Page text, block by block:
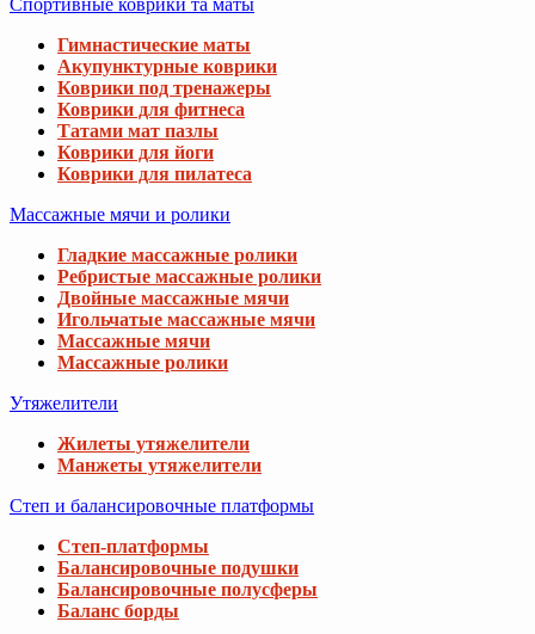
Спортивные коврики та маты
Гимнастические маты
Акупунктурные коврики
Коврики под тренажеры
Коврики для фитнеса
Татами мат пазлы
Коврики для йоги
Коврики для пилатеса
Массажные мячи и ролики
Гладкие массажные ролики
Ребристые массажные ролики
Двойные массажные мячи
Игольчатые массажные мячи
Массажные мячи
Массажные ролики
Утяжелители
Жилеты утяжелители
Манжеты утяжелители
Степ и балансировочные платформы
Степ-платформы
Балансировочные подушки
Балансировочные полусферы
Баланс борды